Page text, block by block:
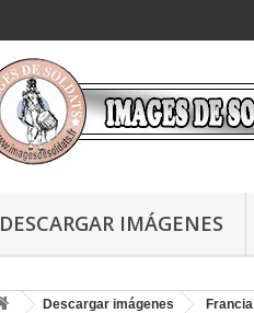
DESCARGAR IMÁGENES
Descargar imágenes Francia